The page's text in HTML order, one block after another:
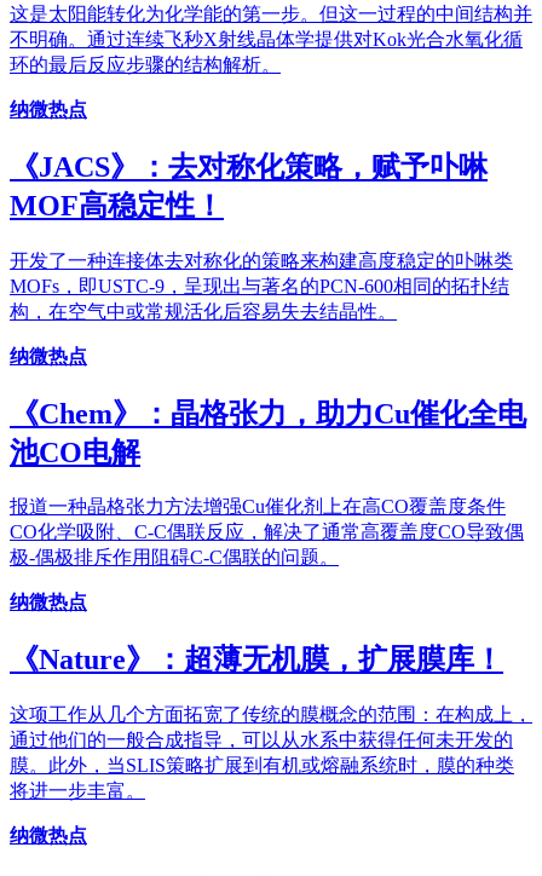
这是太阳能转化为化学能的第一步。但这一过程的中间结构并
不明确。通过连续飞秒X射线晶体学提供对Kok光合水氧化循
环的最后反应步骤的结构解析。
纳微热点
《JACS》：去对称化策略，赋予卟啉
MOF高稳定性！
开发了一种连接体去对称化的策略来构建高度稳定的卟啉类
MOFs，即USTC-9，呈现出与著名的PCN-600相同的拓扑结
构，在空气中或常规活化后容易失去结晶性。
纳微热点
《Chem》：晶格张力，助力Cu催化全电
池CO电解
报道一种晶格张力方法增强Cu催化剂上在高CO覆盖度条件
CO化学吸附、C-C偶联反应，解决了通常高覆盖度CO导致偶
极-偶极排斥作用阻碍C-C偶联的问题。
纳微热点
《Nature》：超薄无机膜，扩展膜库！
这项工作从几个方面拓宽了传统的膜概念的范围：在构成上，
通过他们的一般合成指导，可以从水系中获得任何未开发的
膜。此外，当SLIS策略扩展到有机或熔融系统时，膜的种类
将进一步丰富。
纳微热点